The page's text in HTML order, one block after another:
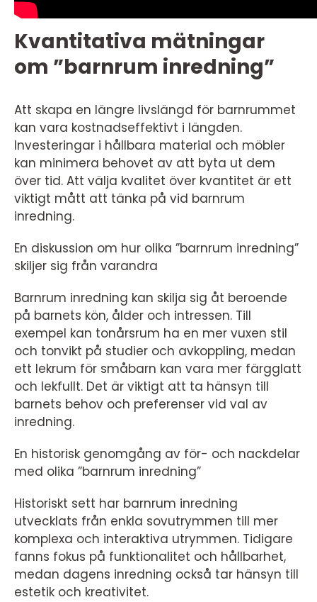
Kvantitativa mätningar
om ”barnrum inredning”
Att skapa en längre livslängd för barnrummet
kan vara kostnadseffektivt i längden.
Investeringar i hållbara material och möbler
kan minimera behovet av att byta ut dem
över tid. Att välja kvalitet över kvantitet är ett
viktigt mått att tänka på vid barnrum
inredning.
En diskussion om hur olika ”barnrum inredning”
skiljer sig från varandra
Barnrum inredning kan skilja sig åt beroende
på barnets kön, ålder och intressen. Till
exempel kan tonårsrum ha en mer vuxen stil
och tonvikt på studier och avkoppling, medan
ett lekrum för småbarn kan vara mer färgglatt
och lekfullt. Det är viktigt att ta hänsyn till
barnets behov och preferenser vid val av
inredning.
En historisk genomgång av för- och nackdelar
med olika ”barnrum inredning”
Historiskt sett har barnrum inredning
utvecklats från enkla sovutrymmen till mer
komplexa och interaktiva utrymmen. Tidigare
fanns fokus på funktionalitet och hållbarhet,
medan dagens inredning också tar hänsyn till
estetik och kreativitet.